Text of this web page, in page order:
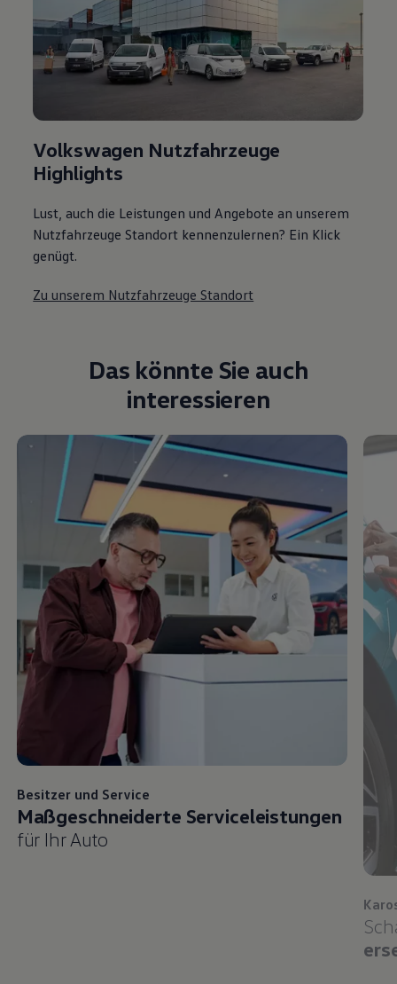
Volkswagen Nutzfahrzeuge
Highlights
Lust, auch die Leistungen und Angebote an unserem
Nutzfahrzeuge Standort kennenzulernen? Ein Klick
genügt.
Zu unserem Nutzfahrzeuge Standort
Das könnte Sie auch
interessieren
Besitzer und Service
Maßgeschneiderte Serviceleistungen
für Ihr Auto